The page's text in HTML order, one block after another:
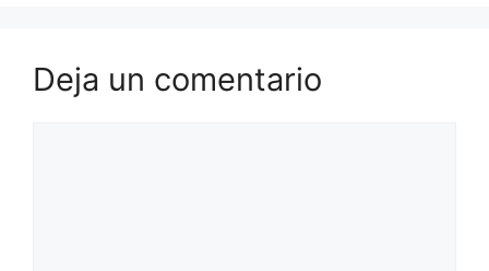
Deja un comentario